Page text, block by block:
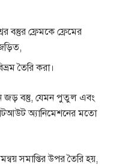
বস্তুর ফ্রেমকে ফ্রেমের
তৈরি করা।
জড় বস্তু, যেমন পুতুল এবং
অ্যানিমেশনের মতো
সমাপ্তির উপর তৈরি হয়,